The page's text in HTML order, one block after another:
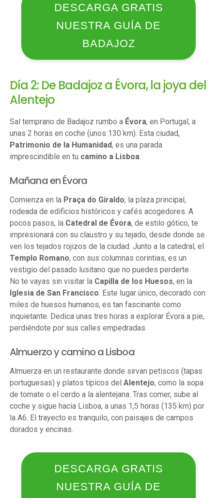
DESCARGA GRATIS
NUESTRA GUÍA DE
BADAJOZ
Día 2: De Badajoz a Évora, la joya del
Alentejo
Sal temprano de Badajoz rumbo a Évora, en Portugal, a
unas 2 horas en coche (unos 130 km). Esta ciudad,
Patrimonio de la Humanidad, es una parada
imprescindible en tu camino a Lisboa.
Mañana en Évora
Comienza en la Praça do Giraldo, la plaza principal,
rodeada de edificios históricos y cafés acogedores. A
pocos pasos, la Catedral de Évora, de estilo gótico, te
impresionará con su claustro y su tejado, desde donde se
ven los tejados rojizos de la ciudad. Junto a la catedral, el
Templo Romano, con sus columnas corintias, es un
vestigio del pasado lusitano que no puedes perderte.
No te vayas sin visitar la Capilla de los Huesos, en la
Iglesia de San Francisco. Este lugar único, decorado con
miles de huesos humanos, es tan fascinante como
inquietante. Dedica unas tres horas a explorar Évora a pie,
perdiéndote por sus calles empedradas.
Almuerzo y camino a Lisboa
Almuerza en un restaurante donde sirvan petiscos (tapas
portuguesas) y platos típicos del Alentejo, como la sopa
de tomate o el cerdo a la alentejana. Tras comer, sube al
coche y sigue hacia Lisboa, a unas 1,5 horas (135 km) por
la A6. El trayecto es tranquilo, con paisajes de campos
dorados y encinas.
DESCARGA GRATIS
NUESTRA GUÍA DE